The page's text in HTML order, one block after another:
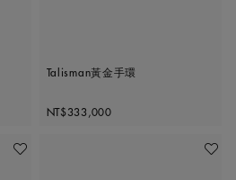
Talisman黃金手環
Original price
NT$333,000
加入喜愛清單 加入喜